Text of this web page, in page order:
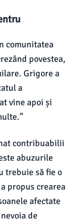
comunitatea
povestea,
Grigore a
a
vine apoi și
contribuabilii
abuzurile
trebuie să fie o
propus crearea
afectate
de